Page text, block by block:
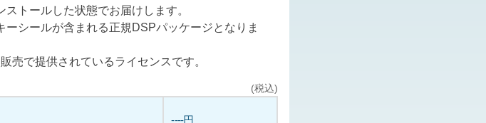
トールした状態でお届けします。
シールが含まれる正規DSPパッケージとなりま
売で提供されているライセンスです。
(税込)
----円